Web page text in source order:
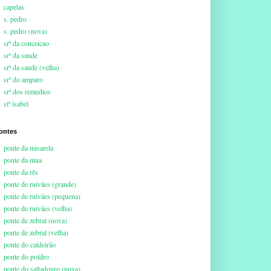
capelas
s. pedro
s. pedro (nova)
srª da conceicao
srª da saude
srª da saude (velha)
srª do amparo
srª dos remedios
stª isabel
ponte da misarela
ponte da mua
ponte da rês
ponte de ruivães (grande)
ponte de ruivães (pequena)
ponte de ruivães (velha)
ponte de zebral (nova)
ponte de zebral (velha)
ponte do caldeirão
ponte do poldro
ponte do saltadouro (nova)